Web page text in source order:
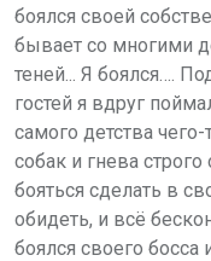
боялся своей
бывает со многими
теней... Я боялся….
гостей я вдруг
самого детства
собак и гнева
бояться сделать в
обидеть, и всё
боялся своего